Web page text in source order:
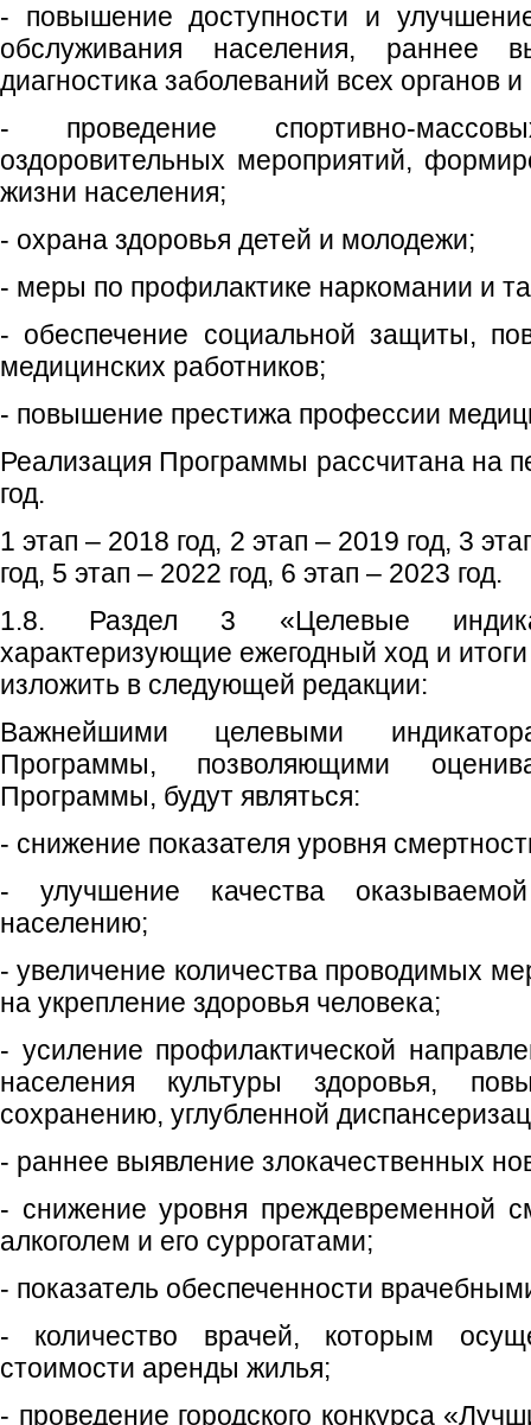
- повышение доступности и
обслуживания населения, раннее
диагностика заболеваний всех органов
- проведение спортивно-
оздоровительных мероприятий,
жизни населения;
- охрана здоровья детей и молодежи;
- меры по профилактике наркомании и
- обеспечение социальной защиты,
медицинских работников;
- повышение престижа профессии
Реализация Программы рассчитана на
год.
1 этап – 2018 год, 2 этап – 2019 год, 3
год, 5 этап – 2022 год, 6 этап – 2023 год.
1.8. Раздел 3 «Целевые
характеризующие ежегодный ход и
изложить в следующей редакции:
Важнейшими целевыми
Программы, позволяющими
Программы, будут являться:
- снижение показателя уровня
- улучшение качества
населению;
- увеличение количества проводимых
на укрепление здоровья человека;
- усиление профилактической
населения культуры здоровья,
сохранению, углубленной
- раннее выявление злокачественных
- снижение уровня преждевременной
алкоголем и его суррогатами;
- показатель обеспеченности
- количество врачей, которым
стоимости аренды жилья;
- проведение городского конкурса